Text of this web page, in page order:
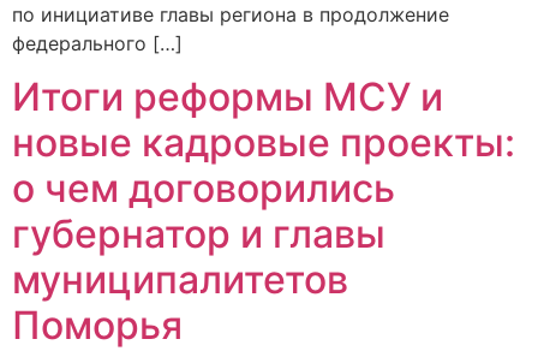
по инициативе главы региона в продолжение
федерального […]
Итоги реформы МСУ и
новые кадровые проекты:
о чем договорились
губернатор и главы
муниципалитетов
Поморья